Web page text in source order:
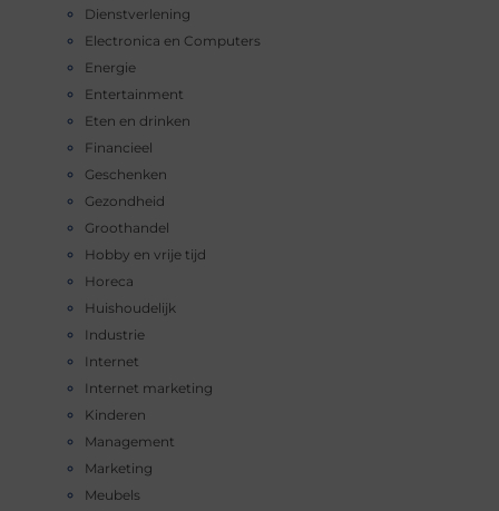
Dienstverlening
Electronica en Computers
Energie
Entertainment
Eten en drinken
Financieel
Geschenken
Gezondheid
Groothandel
Hobby en vrije tijd
Horeca
Huishoudelijk
Industrie
Internet
Internet marketing
Kinderen
Management
Marketing
Meubels